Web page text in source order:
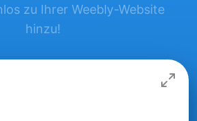
zu Ihrer Weebly-Website
hinzu!